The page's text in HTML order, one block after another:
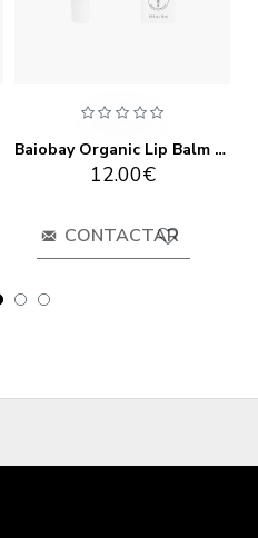
Baiobay Organic Lip Balm 15ml
12.00€
CONTACTAR